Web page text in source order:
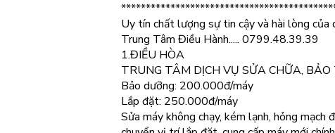
Uy tín chất lượng sự tin cậy và hài lòng của
Trung Tâm Điều Hành..... 0799.48.39.39
1.ĐIỀU HÒA
TRUNG TÂM DỊCH VỤ SỬA CHỮA,
Bảo dưỡng: 200.000đ/máy
Lắp đặt: 250.000đ/máy
Sửa máy không chạy, kém lạnh, hỏng mạch